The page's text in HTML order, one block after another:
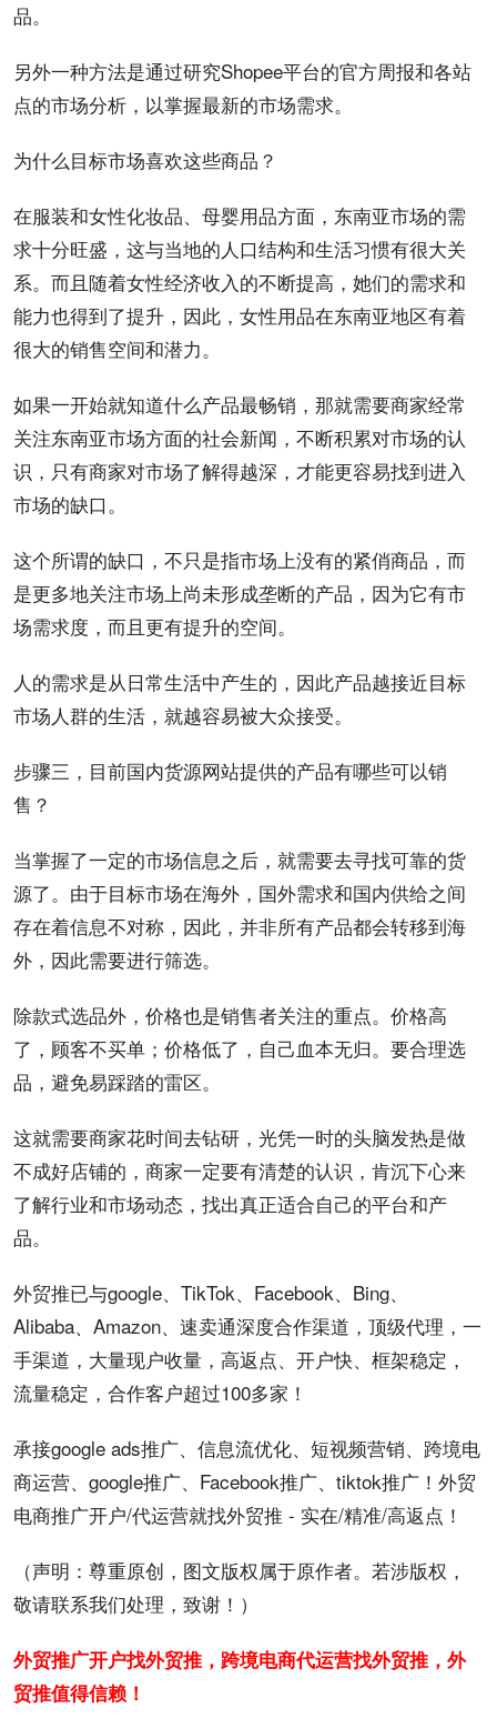
品。
另外一种方法是通过研究Shopee平台的官方周报和各站
点的市场分析，以掌握最新的市场需求。
为什么目标市场喜欢这些商品？
在服装和女性化妆品、母婴用品方面，东南亚市场的需
求十分旺盛，这与当地的人口结构和生活习惯有很大关
系。而且随着女性经济收入的不断提高，她们的需求和
能力也得到了提升，因此，女性用品在东南亚地区有着
很大的销售空间和潜力。
如果一开始就知道什么产品最畅销，那就需要商家经常
关注东南亚市场方面的社会新闻，不断积累对市场的认
识，只有商家对市场了解得越深，才能更容易找到进入
市场的缺口。
这个所谓的缺口，不只是指市场上没有的紧俏商品，而
是更多地关注市场上尚未形成垄断的产品，因为它有市
场需求度，而且更有提升的空间。
人的需求是从日常生活中产生的，因此产品越接近目标
市场人群的生活，就越容易被大众接受。
步骤三，目前国内货源网站提供的产品有哪些可以销
售？
当掌握了一定的市场信息之后，就需要去寻找可靠的货
源了。由于目标市场在海外，国外需求和国内供给之间
存在着信息不对称，因此，并非所有产品都会转移到海
外，因此需要进行筛选。
除款式选品外，价格也是销售者关注的重点。价格高
了，顾客不买单；价格低了，自己血本无归。要合理选
品，避免易踩踏的雷区。
这就需要商家花时间去钻研，光凭一时的头脑发热是做
不成好店铺的，商家一定要有清楚的认识，肯沉下心来
了解行业和市场动态，找出真正适合自己的平台和产
品。
外贸推已与google、 TikTok、 Facebook、Bing、
Alibaba、Amazon、速卖通深度合作渠道，顶级代理，一
手渠道，大量现户收量， 高返点、 开户快、框架稳定，
流量稳定，合作客户超过100多家！
承接google ads推广、 信息流优化、短视频营销、跨境电
商运营、google推广、Facebook推广、tiktok推广！外贸
电商推广开户/代运营就找外贸推 - 实在/精准/高返点！
（声明：尊重原创，图文版权属于原作者。若涉版权，
敬请联系我们处理，致谢！）
外贸推广开户找外贸推，跨境电商代运营找外贸推，外
贸推值得信赖！